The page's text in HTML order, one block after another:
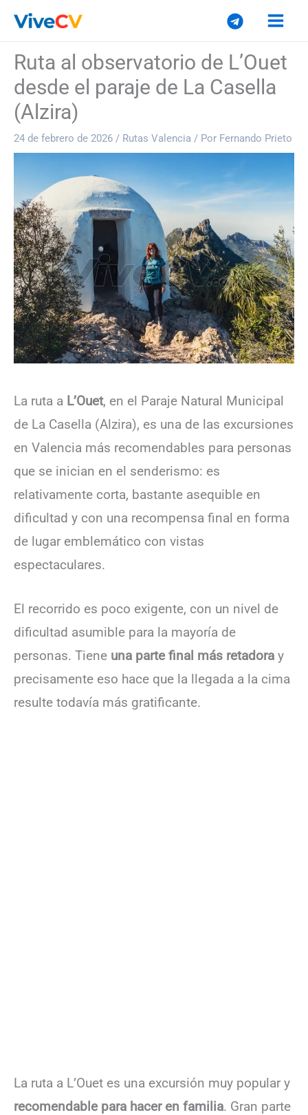
contenido
Ruta al observatorio de L’Ouet
desde el paraje de La Casella
(Alzira)
24 de febrero de 2026 / Rutas Valencia / Por Fernando Prieto
La ruta a L’Ouet, en el Paraje Natural Municipal
de La Casella (Alzira), es una de las excursiones
en Valencia más recomendables para personas
que se inician en el senderismo: es
relativamente corta, bastante asequible en
dificultad y con una recompensa final en forma
de lugar emblemático con vistas
espectaculares.
El recorrido es poco exigente, con un nivel de
dificultad asumible para la mayoría de
personas. Tiene una parte final más retadora y
precisamente eso hace que la llegada a la cima
resulte todavía más gratificante.
La ruta a L’Ouet es una excursión muy popular y
recomendable para hacer en familia. Gran parte